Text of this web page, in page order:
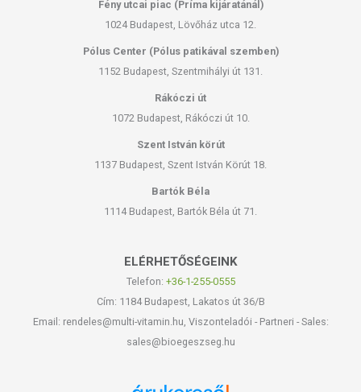
jelentkezik, függessze fel a használatát! Gyermekektől elzárva
Fény utcai piac (Príma kijáratánál)
1024 Budapest, Lövőház utca 12.
Pólus Center (Pólus patikával szemben)
1152 Budapest, Szentmihályi út 131.
Rákóczi út
1072 Budapest, Rákóczi út 10.
Szent István körút
1137 Budapest, Szent István Körút 18.
Bartók Béla
1114 Budapest, Bartók Béla út 71.
ELÉRHETŐSÉGEINK
Telefon: +36-1-255-0555
Cím: 1184 Budapest, Lakatos út 36/B
Email: rendeles@multi-vitamin.hu, Viszonteladói - Partneri - Sales:
sales@bioegeszseg.hu